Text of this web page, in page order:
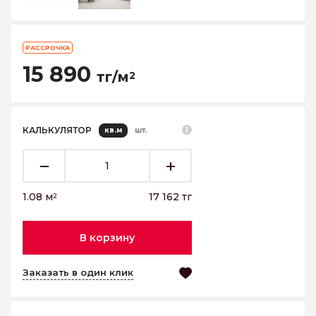
РАССРОЧКА
15 890 тг/м2
КАЛЬКУЛЯТОР кв.м шт.
1.08 м2 17 162 тг
В корзину
Заказать в один клик